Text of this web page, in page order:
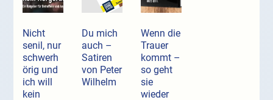
Nicht
senil, nur
schwerh
örig und
ich will
kein
Du mich
auch –
Satiren
von Peter
Wilhelm
Wenn die
Trauer
kommt –
so geht
sie
wieder